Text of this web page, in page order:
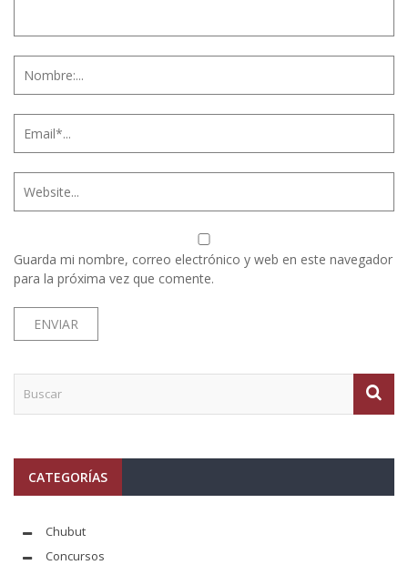
Guarda mi nombre, correo electrónico y web en este navegador
para la próxima vez que comente.
CATEGORÍAS
Chubut
Concursos